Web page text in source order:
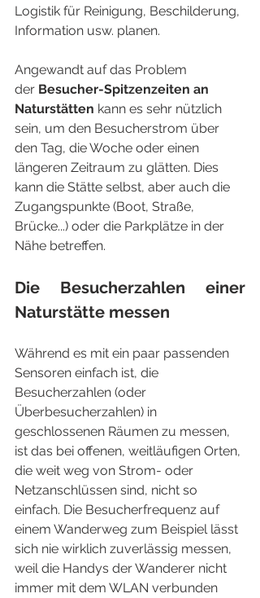
Logistik für Reinigung, Beschilderung,
Information usw. planen.
Angewandt auf das Problem
der Besucher-Spitzenzeiten an
Naturstätten kann es sehr nützlich
sein, um den Besucherstrom über
den Tag, die Woche oder einen
längeren Zeitraum zu glätten. Dies
kann die Stätte selbst, aber auch die
Zugangspunkte (Boot, Straße,
Brücke...) oder die Parkplätze in der
Nähe betreffen.
Die Besucherzahlen einer
Naturstätte messen
Während es mit ein paar passenden
Sensoren einfach ist, die
Besucherzahlen (oder
Überbesucherzahlen) in
geschlossenen Räumen zu messen,
ist das bei offenen, weitläufigen Orten,
die weit weg von Strom- oder
Netzanschlüssen sind, nicht so
einfach. Die Besucherfrequenz auf
einem Wanderweg zum Beispiel lässt
sich nie wirklich zuverlässig messen,
weil die Handys der Wanderer nicht
immer mit dem WLAN verbunden